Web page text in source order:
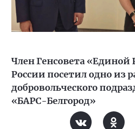
Член Генсовета «Единой
России посетил одно из
добровольческого
«БАРС-Белгород»